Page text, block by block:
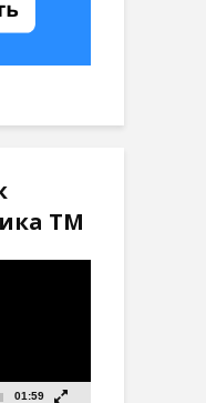
ТМ
01:59